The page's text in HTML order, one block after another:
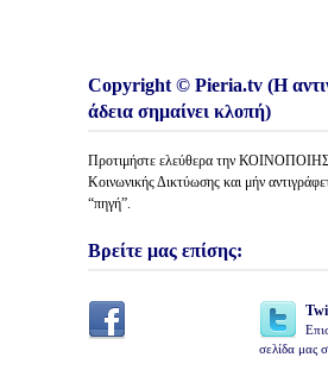
Copyright © Pieria.tv (Η
άδεια σημαίνει κλοπή)
Προτιμήστε ελεύθερα την
Κοινωνικής Δικτύωσης και μήν
“πηγή”.
Βρείτε μας επίσης:
σελίδα μας